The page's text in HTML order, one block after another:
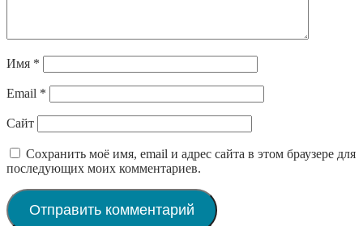
Имя *
Email *
Сайт
Сохранить моё имя, email и адрес сайта в этом браузере для
последующих моих комментариев.